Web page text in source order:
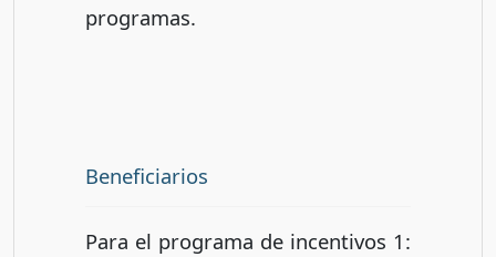
programas.
Beneficiarios
Para el programa de incentivos 1: